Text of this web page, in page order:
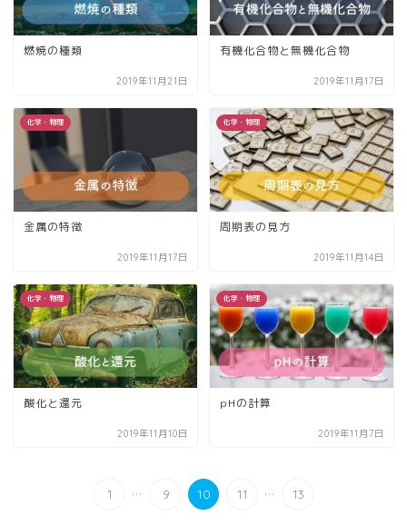
燃焼の種類
2019年11月21日
有機化合物と無機化合物
2019年11月17日
化学・物理
金属の特徴
2019年11月17日
化学・物理
周期表の見方
2019年11月14日
化学・物理
酸化と還元
2019年11月10日
化学・物理
pHの計算
2019年11月7日
1 ... 9 10 11 ... 13